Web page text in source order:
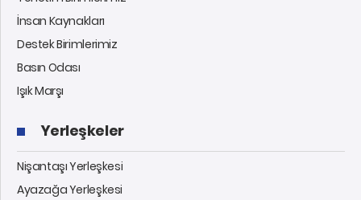
İnsan Kaynakları
Destek Birimlerimiz
Basın Odası
Işık Marşı
Yerleşkeler
Nişantaşı Yerleşkesi
Ayazağa Yerleşkesi